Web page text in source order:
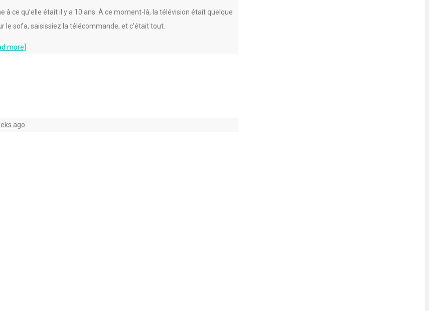
à ce qu’elle était il y a 10 ans. À ce moment-là, la télévision était quelque
le sofa, saisissiez la télécommande, et c’était tout.
more]
ago